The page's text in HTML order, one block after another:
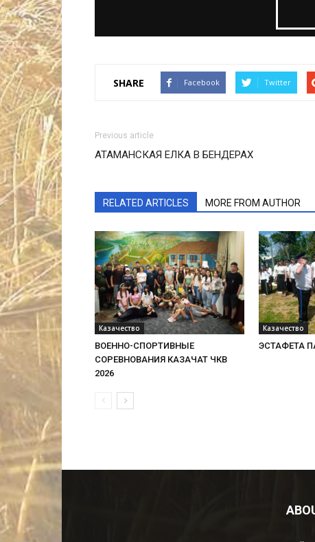
SHARE Facebook Twitter
Previous article
АТАМАНСКАЯ ЕЛКА В БЕНДЕРАХ
RELATED ARTICLES MORE FROM AUTHOR
Казачество
ВОЕННО-СПОРТИВНЫЕ
СОРЕВНОВАНИЯ КАЗАЧАТ ЧКВ
2026
Казачество
ЭСТАФЕТА